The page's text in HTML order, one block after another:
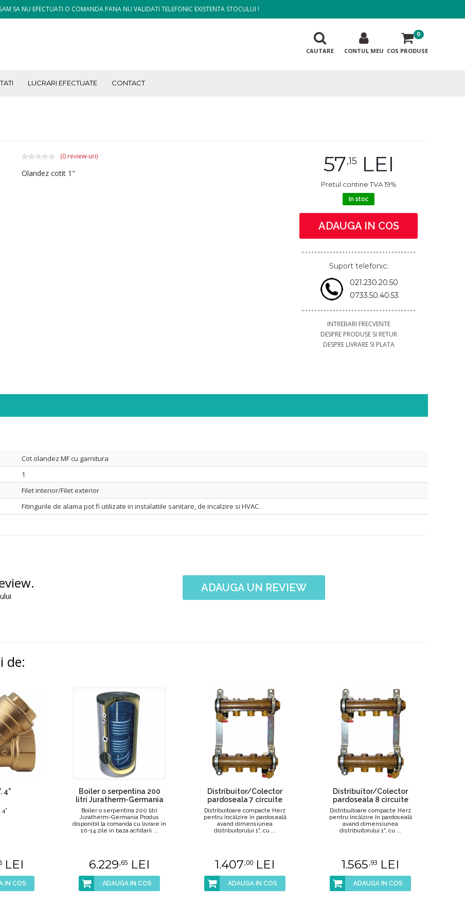
SA NU EFECTUATI O COMANDA PANA NU VALIDATI TELEFONIC EXISTENTA STOCULUI !
COS PRODUSE
0
CONTUL MEU
CAUTARE
LUCRARI EFECTUATE CONTACT
(0 review-uri)
Olandez cotit 1" 57,15LEI
Pretul contine TVA 19%
In stoc
ADAUGA IN COS
Suport telefonic:
021.230.20.50
0733.50.40.53
INTREBARI FRECVENTE
DESPRE PRODUSE SI RETUR
DESPRE LIVRARE SI PLATA
Cot olandez MF cu garnitura
1
Filet interior/Filet exterior
Fitingurile de alama pot fi utilizate in instalatiile sanitare, de incalzire si HVAC.
ADAUGA UN REVIEW
de:
4"
4"
LEI
IN COS
Boiler o serpentina 200
litri Juratherm-Germania
Boiler o serpentina 200 litri
Juratherm-Germania Produs
disponibil la comanda cu livrare in
10-14 zile in baza achitarii ...
6.229,65 LEI
ADAUGA IN COS
Distribuitor/Colector
pardoseala 7 circuite
Distribuitoare compacte Herz
pentru încălzire în pardoseală
avand dimensiunea
distribuitorului 1", cu ...
1.407,00LEI
ADAUGA IN COS
Distribuitor/Colector
pardoseala 8 circuite
Distribuitoare compacte Herz
pentru încălzire în pardoseală
avand dimensiunea
distribuitorului 1", cu ...
1.565,93 LEI
ADAUGA IN COS